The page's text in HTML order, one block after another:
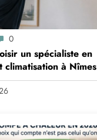
0
un spécialiste en
climatisation à Nîmes